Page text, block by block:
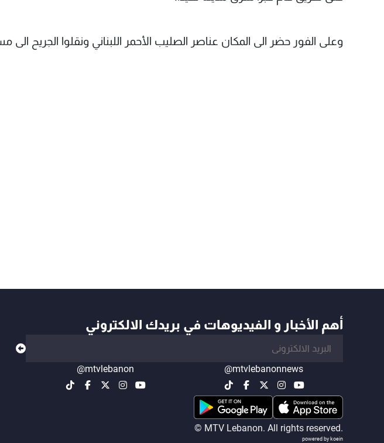
وعلى الفور حضر الى المكان عناصر الصليب الأحمر اللبناني ونقلوا الجريح
أهم الأخبار و الفيديوهات في بريدك الالكتروني
@mtvlebanonnews
@mtvlebanon
© MTV Lebanon. All rights reserved.
powered by koein